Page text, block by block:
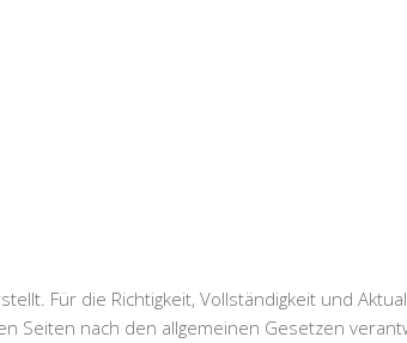
Für die Richtigkeit, Vollständigkeit und
Seiten nach den allgemeinen Gesetzen